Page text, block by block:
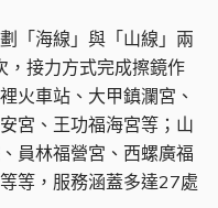
「海線」與「山線」兩
接力方式完成擦鏡作
火車站、大甲鎮瀾宮、
宮、王功福海宮等；山
員林福營宮、西螺廣福
等，服務涵蓋多達27處